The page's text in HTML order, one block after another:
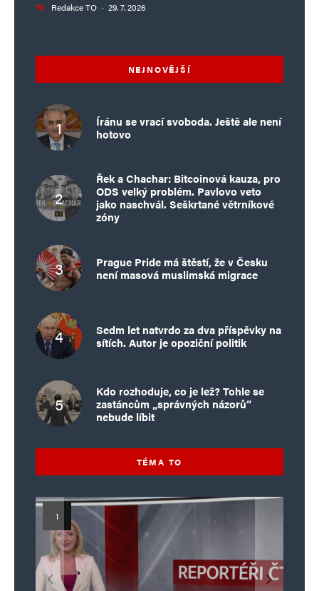
Redakce TO · 29. 7. 2026
NEJNOVĚJŠÍ
Íránu se vrací svoboda. Ještě ale není
hotovo
Řek a Chachar: Bitcoinová kauza, pro
ODS velký problém. Pavlovo veto
jako naschvál. Seškrtané větrníkové
zóny
Prague Pride má štěstí, že v Česku
není masová muslimská migrace
Sedm let natvrdo za dva příspěvky na
sítích. Autor je opoziční politik
Kdo rozhoduje, co je lež? Tohle se
zastáncům „správných názorů“
nebude líbit
TÉMA TO
Islamistický teror v EU, 6. díl:
Mýty o Václavu Klausovi:
Vymíráme a politici lžou: